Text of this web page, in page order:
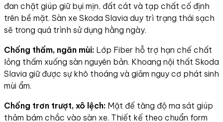
đan chặt giúp giữ bụi mịn, đất cát và tạp chất cố định
trên bề mặt. Sàn xe Skoda Slavia duy trì trạng thái sạch
sẽ trong quá trình sử dụng hằng ngày.
Chống thấm, ngăn mùi: Lớp Fiber hỗ trợ hạn chế chất
lỏng thấm xuống sàn nguyên bản. Khoang nội thất Skoda
Slavia giữ được sự khô thoáng và giảm nguy cơ phát sinh
mùi ẩm.
Chống trơn trượt, xô lệch: Mặt đế tăng độ ma sát giúp
thảm bám chắc vào sàn xe. Thiết kế theo chuẩn form